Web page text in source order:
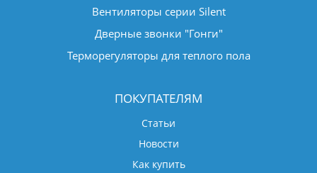
Вентиляторы серии Silent
Дверные звонки "Гонги"
Терморегуляторы для теплого пола
ПОКУПАТЕЛЯМ
Статьи
Новости
Как купить